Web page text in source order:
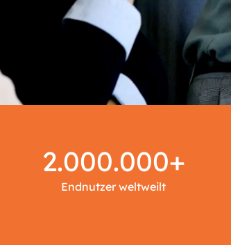
2.000.000+
Endnutzer weltweilt